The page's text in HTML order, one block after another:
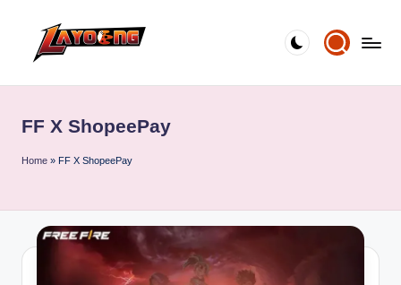
FF X ShopeePay
Home » FF X ShopeePay